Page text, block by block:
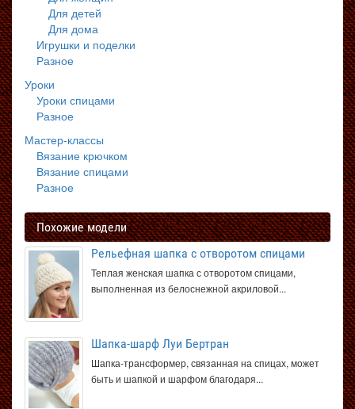
Для детей
Для дома
Игрушки и поделки
Разное
Уроки
Уроки спицами
Разное
Мастер-классы
Вязание крючком
Вязание спицами
Разное
Похожие модели
Рельефная шапка с отворотом спицами
Теплая женская шапка с отворотом спицами,
выполненная из белоснежной акриловой...
Шапка-шарф Луи Бертран
Шапка-трансформер, связанная на спицах, может
быть и шапкой и шарфом благодаря...